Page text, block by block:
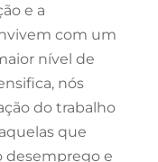
e a
com um
nível de
nós
do trabalho
que
desemprego e